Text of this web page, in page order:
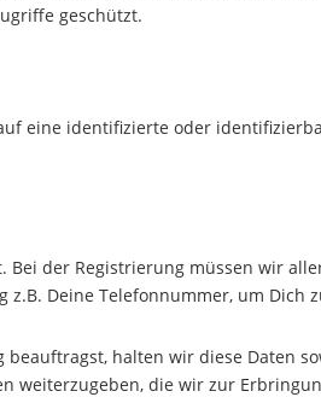
geschützt.
eine identifizierte oder
der Registrierung müssen wir
Deine Telefonnummer, um Dich
halten wir diese Daten
die wir zur